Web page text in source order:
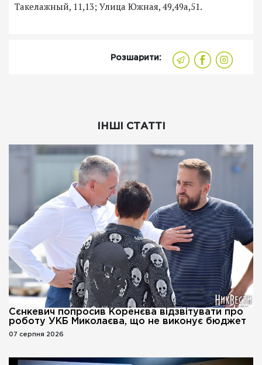
Такелажный, 11,13; Улица Южная, 49,49а,51.
Розшарити:
ІНШІ СТАТТІ
Сєнкевич попросив Коренєва відзвітувати про
роботу УКБ Миколаєва, що не виконує бюджет
07 серпня 2026